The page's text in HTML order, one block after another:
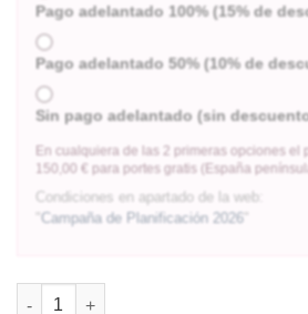
Pago adelantado 100% (15% de
Pago adelantado 50% (10% de
Sin pago adelantado (sin
En cualquiera de las 2 primeras opciones el
150,00 € para portes gratis (España
Condiciones en apartado de la web:
" Campaña de Planificación 2026 "